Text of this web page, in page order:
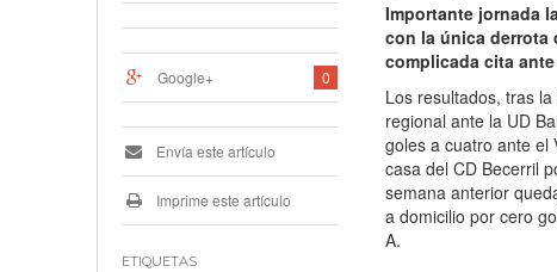
Importante jornada
con la única
complicada cita
Los resultados, tras
regional ante la UD
goles a cuatro ante el
casa del CD Becerril
semana anterior
a domicilio por cero
A.
0
Google+
Envía este artículo
Imprime este artículo
ETIQUETAS